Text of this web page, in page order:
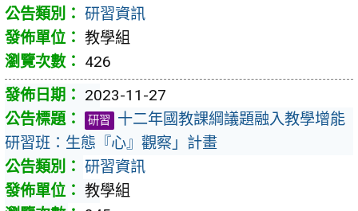
研習資訊
教學組
426
2023-11-27
研習
十二年國教課綱議題融入教學增能
研習班：生態『心』觀察」計畫
研習資訊
教學組